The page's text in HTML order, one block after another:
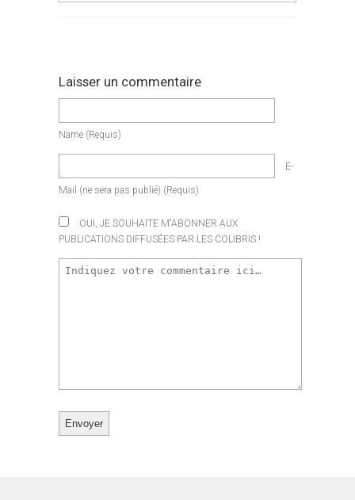
Laisser un commentaire
Name (requis)
E-
Mail (ne sera pas publié) (requis)
OUI, JE SOUHAITE M'ABONNER AUX
PUBLICATIONS DIFFUSÉES PAR LES COLIBRIS !